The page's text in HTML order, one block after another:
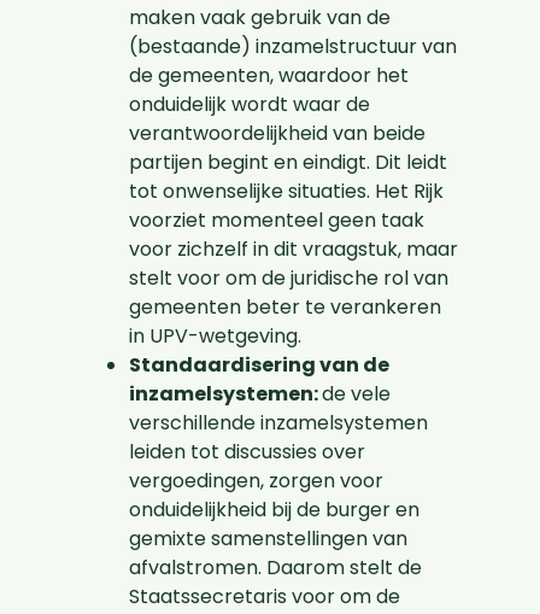
maken vaak gebruik van de
(bestaande) inzamelstructuur van
de gemeenten, waardoor het
onduidelijk wordt waar de
verantwoordelijkheid van beide
partijen begint en eindigt. Dit leidt
tot onwenselijke situaties. Het Rijk
voorziet momenteel geen taak
voor zichzelf in dit vraagstuk, maar
stelt voor om de juridische rol van
gemeenten beter te verankeren
in UPV-wetgeving.
Standaardisering van de
inzamelsystemen:de vele
verschillende inzamelsystemen
leiden tot discussies over
vergoedingen, zorgen voor
onduidelijkheid bij de burger en
gemixte samenstellingen van
afvalstromen. Daarom stelt de
Staatssecretaris voor om de